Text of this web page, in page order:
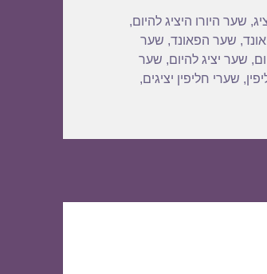
, שער היורו היציג להיום,
, שער הפאונד, שער
, שער יציג להיום, שער
, שערי חליפין יציגים,